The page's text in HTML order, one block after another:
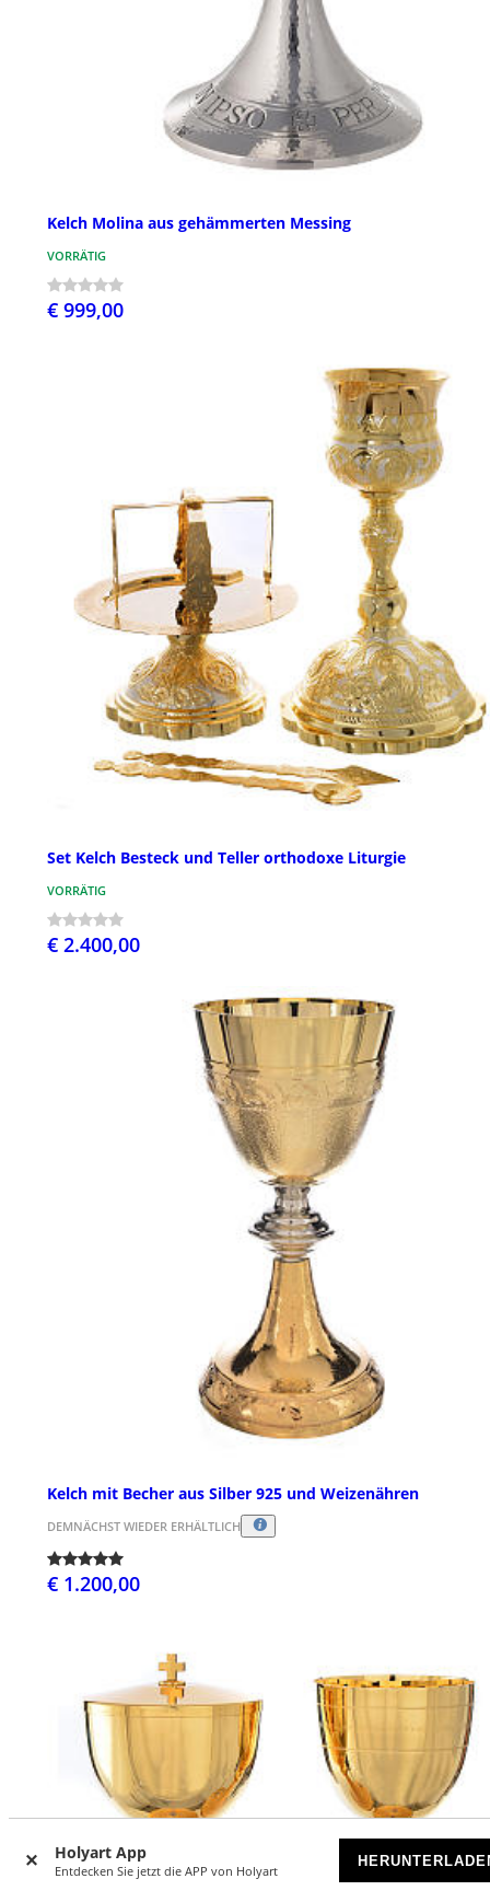
Holyart App
Entdecken Sie jetzt die APP von Holyart
Kelch Molina aus gehämmerten Messing
VORRÄTIG
€ 999,00
Set Kelch Besteck und Teller orthodoxe Liturgie
VORRÄTIG
€ 2.400,00
Kelch mit Becher aus Silber 925 und Weizenähren
DEMNÄCHST WIEDER ERHÄLTLICH
€ 1.200,00